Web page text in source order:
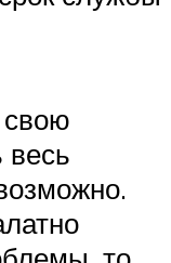
весь